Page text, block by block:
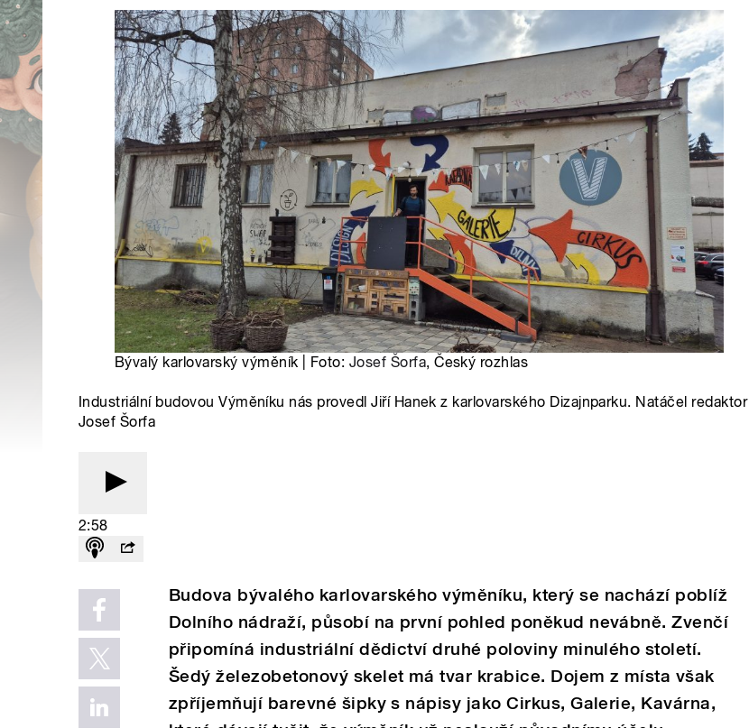
Bývalý karlovarský výměník | Foto: Josef Šorfa, Český rozhlas
Industriální budovou Výměníku nás provedl Jiří Hanek z karlovarského Dizajnparku. Natáčel redaktor
Josef Šorfa
2:58
Budova bývalého karlovarského výměníku, který se nachází poblíž
Dolního nádraží, působí na první pohled poněkud nevábně. Zvenčí
připomíná industriální dědictví druhé poloviny minulého století.
Šedý železobetonový skelet má tvar krabice. Dojem z místa však
zpříjemňují barevné šipky s nápisy jako Cirkus, Galerie, Kavárna,